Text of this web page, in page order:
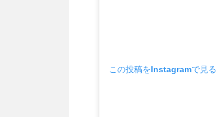
この投稿をInstagramで見る